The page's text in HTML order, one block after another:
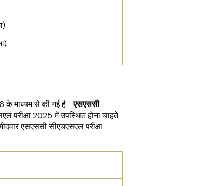
के माध्यम से की गई है।एसएससी
परीक्षा 2025 में उपस्थित होना चाहते
एसएससी सीएचएसएल परीक्षा